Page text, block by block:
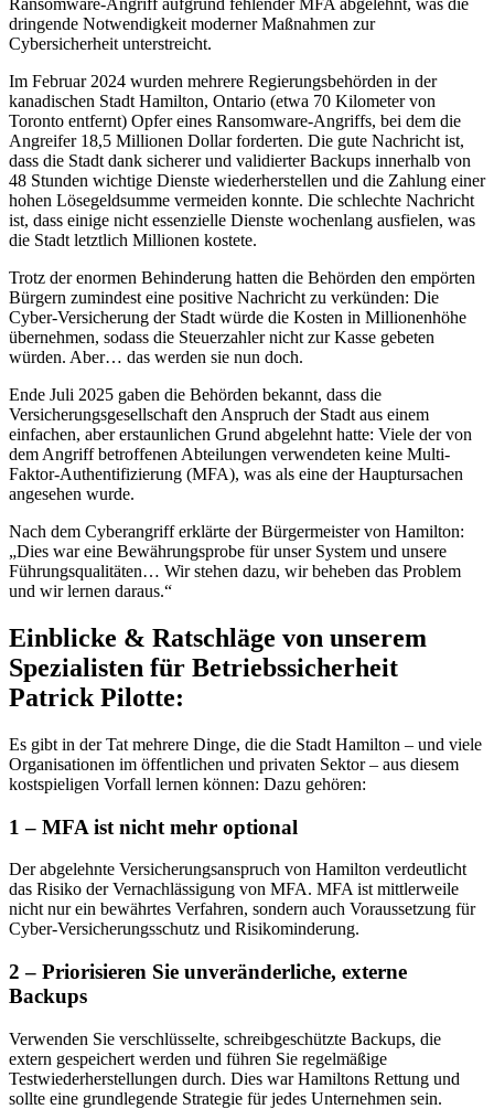
Ransomware-Angriff aufgrund fehlender MFA abgelehnt, was die
dringende Notwendigkeit moderner Maßnahmen zur
Cybersicherheit unterstreicht.
Im Februar 2024 wurden mehrere Regierungsbehörden in der
kanadischen Stadt Hamilton, Ontario (etwa 70 Kilometer von
Toronto entfernt) Opfer eines Ransomware-Angriffs, bei dem die
Angreifer 18,5 Millionen Dollar forderten. Die gute Nachricht ist,
dass die Stadt dank sicherer und validierter Backups innerhalb von
48 Stunden wichtige Dienste wiederherstellen und die Zahlung einer
hohen Lösegeldsumme vermeiden konnte. Die schlechte Nachricht
ist, dass einige nicht essenzielle Dienste wochenlang ausfielen, was
die Stadt letztlich Millionen kostete.
Trotz der enormen Behinderung hatten die Behörden den empörten
Bürgern zumindest eine positive Nachricht zu verkünden: Die
Cyber-Versicherung der Stadt würde die Kosten in Millionenhöhe
übernehmen, sodass die Steuerzahler nicht zur Kasse gebeten
würden. Aber… das werden sie nun doch.
Ende Juli 2025 gaben die Behörden bekannt, dass die
Versicherungsgesellschaft den Anspruch der Stadt aus einem
einfachen, aber erstaunlichen Grund abgelehnt hatte: Viele der von
dem Angriff betroffenen Abteilungen verwendeten keine Multi-
Faktor-Authentifizierung (MFA), was als eine der Hauptursachen
angesehen wurde.
Nach dem Cyberangriff erklärte der Bürgermeister von Hamilton:
„Dies war eine Bewährungsprobe für unser System und unsere
Führungsqualitäten… Wir stehen dazu, wir beheben das Problem
und wir lernen daraus.“
Einblicke & Ratschläge von unserem
Spezialisten für Betriebssicherheit
Patrick Pilotte:
Es gibt in der Tat mehrere Dinge, die die Stadt Hamilton – und viele
Organisationen im öffentlichen und privaten Sektor – aus diesem
kostspieligen Vorfall lernen können: Dazu gehören:
1 – MFA ist nicht mehr optional
Der abgelehnte Versicherungsanspruch von Hamilton verdeutlicht
das Risiko der Vernachlässigung von MFA. MFA ist mittlerweile
nicht nur ein bewährtes Verfahren, sondern auch Voraussetzung für
Cyber-Versicherungsschutz und Risikominderung.
2 – Priorisieren Sie unveränderliche, externe
Backups
Verwenden Sie verschlüsselte, schreibgeschützte Backups, die
extern gespeichert werden und führen Sie regelmäßige
Testwiederherstellungen durch. Dies war Hamiltons Rettung und
sollte eine grundlegende Strategie für jedes Unternehmen sein.